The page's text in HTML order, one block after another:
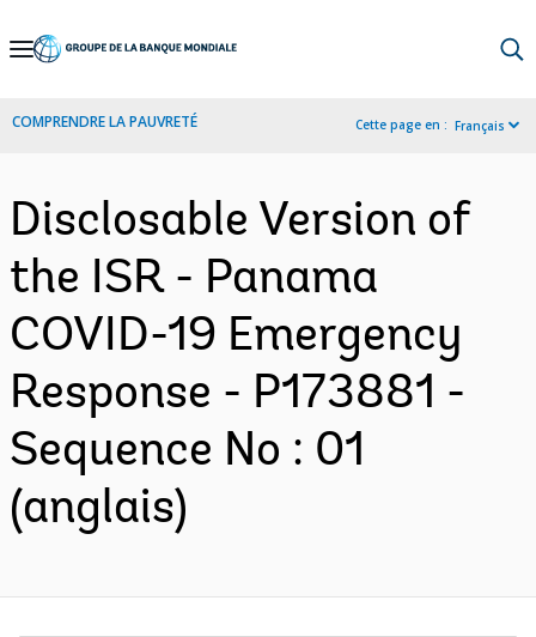
Skip
Navigation
COMPRENDRE LA PAUVRETÉ Cette page en : Français
Disclosable Version of
the ISR - Panama
COVID-19 Emergency
Response - P173881 -
Sequence No : 01
(anglais)